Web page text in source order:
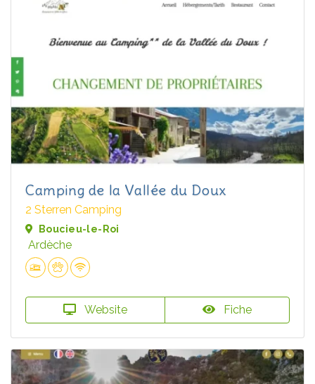
Camping de la Vallée du Doux
2 Sterren Camping
Boucieu-le-Roi
Ardèche
Website Fiche